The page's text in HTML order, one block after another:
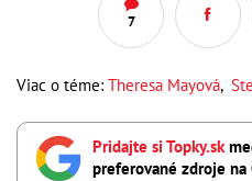
7
Viac o téme: Theresa Mayová,
Pridajte si Topky.sk
preferované zdroje na